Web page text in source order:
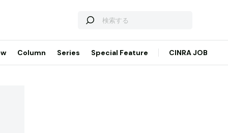
Column Series Special Feature CINRA JOB